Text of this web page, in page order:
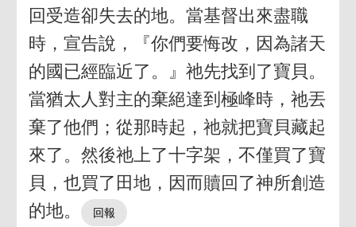
回受造卻失去的地。當基督出來盡職
時，宣告說，『你們要悔改，因為諸天
的國已經臨近了。』祂先找到了寶貝。
當猶太人對主的棄絕達到極峰時，祂丟
棄了他們；從那時起，祂就把寶貝藏起
來了。然後祂上了十字架，不僅買了寶
貝，也買了田地，因而贖回了神所創造
的地。